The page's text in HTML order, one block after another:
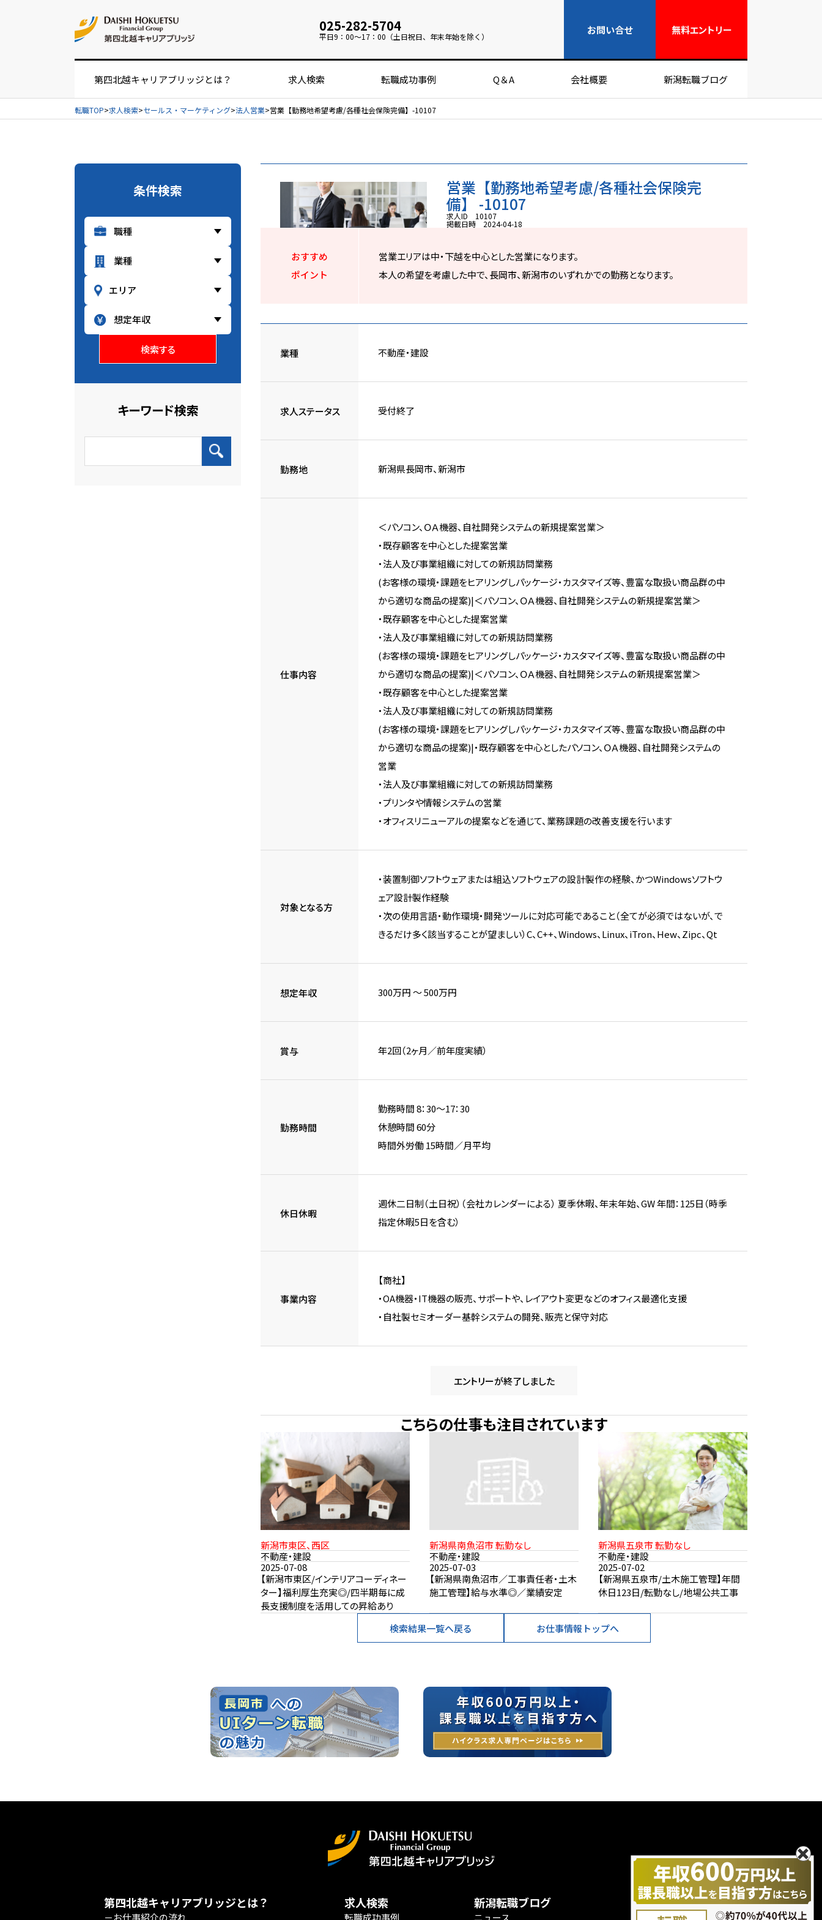
025-282-5704
平日9：00～17：00（土日祝日、年末年始を除く）
お問い合せ 無料エントリー
第四北越キャリアブリッジとは？
お仕事紹介の流れ
経営者・人事担当者様へ
求人検索 転職成功事例 Q＆A 会社概要 新潟転職ブログ
転職TOP 求人検索 セールス・マーケティング 法人営業 営業【勤務地希望考慮/各種社会保険完備】-10107
条件検索
検索する
キーワード検索
営業【勤務地希望考慮/各種社会保険完
備】 -10107
求人ID 10107
掲載日時 2024-04-18
おすすめ
ポイント
営業エリアは中・下越を中心とした営業になります。
本人の希望を考慮した中で、長岡市、新潟市のいずれかでの勤務となります。
業種 不動産・建設
求人ステータス 受付終了
勤務地 新潟県長岡市、新潟市
仕事内容
＜パソコン、ＯＡ機器、自社開発システムの新規提案営業＞
・既存顧客を中心とした提案営業
・法人及び事業組織に対しての新規訪問業務
(お客様の環境・課題をヒアリングしパッケージ・カスタマイズ等、豊富な取扱い商品群の中
から適切な商品の提案)|＜パソコン、ＯＡ機器、自社開発システムの新規提案営業＞
・既存顧客を中心とした提案営業
・法人及び事業組織に対しての新規訪問業務
(お客様の環境・課題をヒアリングしパッケージ・カスタマイズ等、豊富な取扱い商品群の中
から適切な商品の提案)|＜パソコン、ＯＡ機器、自社開発システムの新規提案営業＞
・既存顧客を中心とした提案営業
・法人及び事業組織に対しての新規訪問業務
(お客様の環境・課題をヒアリングしパッケージ・カスタマイズ等、豊富な取扱い商品群の中
から適切な商品の提案)|・既存顧客を中心としたパソコン、ＯＡ機器、自社開発システムの
営業
・法人及び事業組織に対しての新規訪問業務
・プリンタや情報システムの営業
・オフィスリニューアルの提案などを通じて、業務課題の改善支援を行います
対象となる方
・装置制御ソフトウェアまたは組込ソフトウェアの設計製作の経験、かつWindowsソフトウ
ェア設計製作経験
・次の使用言語・動作環境・開発ツールに対応可能であること（全てが必須ではないが、で
きるだけ多く該当することが望ましい）C、C++、Windows、Linux、iTron、Hew、Zipc、Qt
想定年収 300万円 〜 500万円
賞与 年2回（2ヶ月／前年度実績）
勤務時間
勤務時間 8：30～17：30
休憩時間 60分
時間外労働 15時間／月平均
休日休暇
週休二日制（土日祝）（会社カレンダーによる） 夏季休暇、年末年始、GW 年間：125日（時季
指定休暇5日を含む）
事業内容
【商社】
・OA機器・IT機器の販売、サポートや、レイアウト変更などのオフィス最適化支援
・自社製セミオーダー基幹システムの開発、販売と保守対応
エントリーが終了しました
こちらの仕事も注目されています
新潟市東区、西区
不動産・建設
2025-07-08
【新潟市東区/インテリアコーディネー
ター】福利厚生充実◎/四半期毎に成
長支援制度を活用しての昇給あり
新潟県南魚沼市 転勤なし
不動産・建設
2025-07-03
【新潟県南魚沼市／工事責任者・土木
施工管理】給与水準◎／業績安定
新潟県五泉市 転勤なし
不動産・建設
2025-07-02
【新潟県五泉市/土木施工管理】年間
休日123日/転勤なし/地場公共工事
検索結果一覧へ戻る お仕事情報トップへ
第四北越キャリアブリッジとは？
－お仕事紹介の流れ
求人検索
転職成功事例
新潟転職ブログ
ニュース
無料エントリー
お問い合わせ